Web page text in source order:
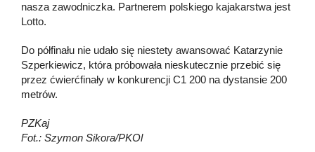
nasza zawodniczka. Partnerem polskiego kajakarstwa jest
Lotto.
Do półfinału nie udało się niestety awansować Katarzynie
Szperkiewicz, która próbowała nieskutecznie przebić się
przez ćwierćfinały w konkurencji C1 200 na dystansie 200
metrów.
PZKaj
Fot.: Szymon Sikora/PKOl